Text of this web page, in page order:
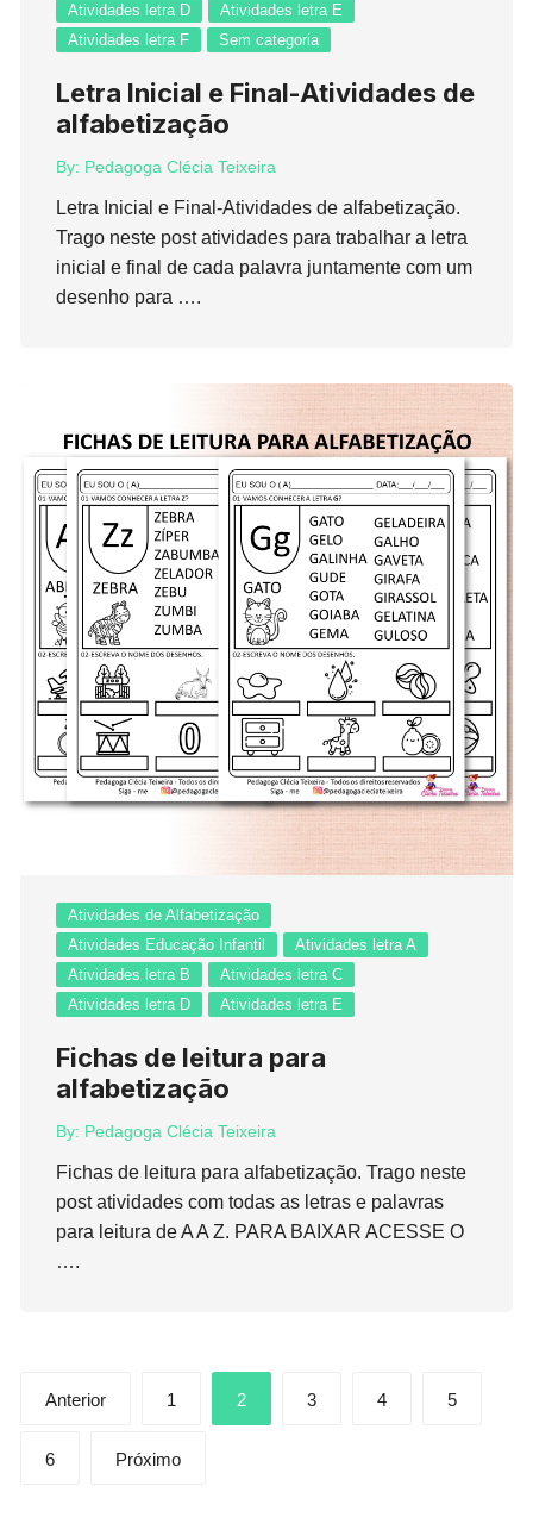
Atividades letra D
Atividades letra E
Atividades letra F
Sem categoria
Letra Inicial e Final-Atividades de
alfabetização
By: Pedagoga Clécia Teixeira
Letra Inicial e Final-Atividades de alfabetização.
Trago neste post atividades para trabalhar a letra
inicial e final de cada palavra juntamente com um
desenho para ….
Atividades de Alfabetização
Atividades Educação Infantil
Atividades letra A
Atividades letra B
Atividades letra C
Atividades letra D
Atividades letra E
Fichas de leitura para
alfabetização
By: Pedagoga Clécia Teixeira
Fichas de leitura para alfabetização. Trago neste
post atividades com todas as letras e palavras
para leitura de A A Z. PARA BAIXAR ACESSE O
….
Paginação
posts
Anterior 1 2 3 4 5
6 Próximo